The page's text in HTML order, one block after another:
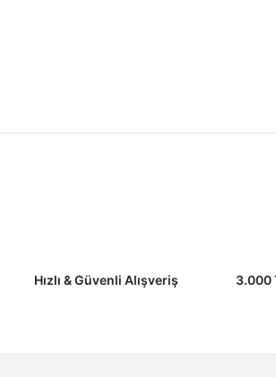
Hızlı & Güvenli Alışveriş
3.000